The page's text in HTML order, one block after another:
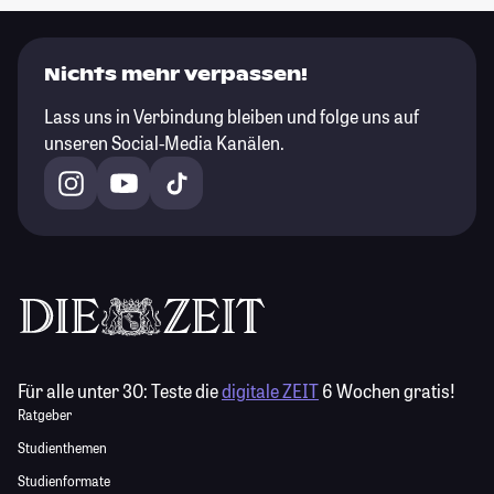
Nichts mehr verpassen!
Lass uns in Verbindung bleiben und folge uns auf
unseren Social-Media Kanälen.
Für alle unter 30:Teste diedigitale ZEIT6 Wochen gratis!
Ratgeber
Studienthemen
Studienformate